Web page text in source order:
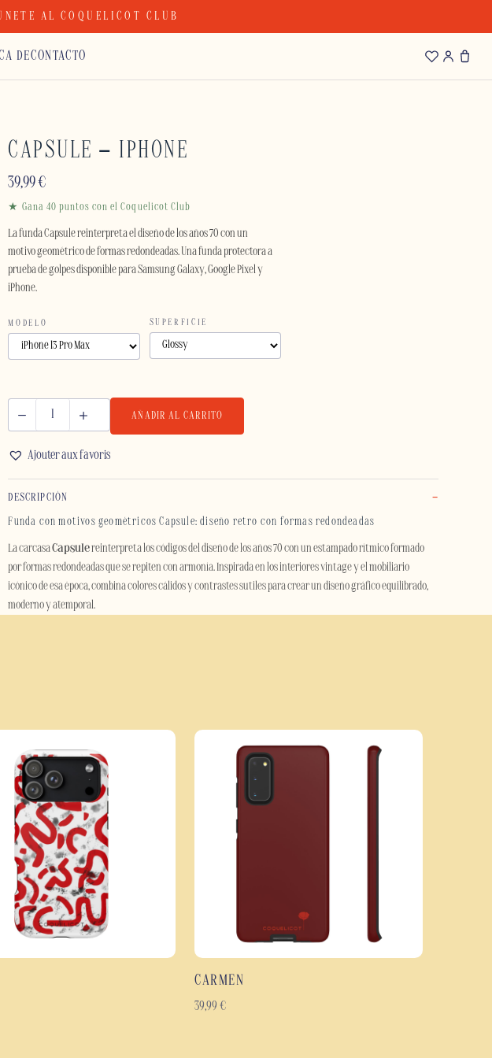
AL COQUELICOT CLUB
DECONTACTO
CAPSULE – IPHONE
39,99€
★ Gana 40 puntos con el Coquelicot Club
La funda Capsule reinterpreta el diseño de los años 70 con un
motivo geométrico de formas redondeadas. Una funda protectora a
prueba de golpes disponible para Samsung Galaxy, Google Pixel y
iPhone.
MODELO SUPERFICIE
IPHONE
cantidad
AÑADIR AL CARRITO
Ajouter aux favoris
DESCRIPCIÓN
Funda con motivos geométricos Capsule: diseño retro con formas redondeadas
La carcasaCapsulereinterpreta los códigos del diseño de los años 70 con un estampado rítmico formado
por formas redondeadas que se repiten con armonía. Inspirada en los interiores vintage y el mobiliario
icónico de esa época, combina colores cálidos y contrastes sutiles para crear un diseño gráfico equilibrado,
moderno y atemporal.
Una carcasa exterior rígida de policarbonato se combina con un interior de TPU flexible para absorber los
golpes, amortiguar los impactos y proteger tu dispositivo contra los arañazos y el desgaste diario.
La impresión en alta definición cubre toda la carcasa, incluidos los bordes, para mantener la precisión del
diseño y la intensidad de los colores. Disponible en acabado brillante o mate, ofrece un aspecto elegante y
duradero sin renunciar a un perfil fino y ergonómico.
Lo mejor de la carcasa Capsule
Funda protectora antichoque de doble capa: policarbonato rígido y TPU flexible.
Protección eficaz contra golpes, arañazos y el desgaste diario.
Diseño geométrico inspirado en el diseño y la decoración de los años 70.
Impresión en alta definición en toda la carcasa, incluidos los bordes.
Materiales resistentes diseñados para durar.
CARMEN
39,99 €